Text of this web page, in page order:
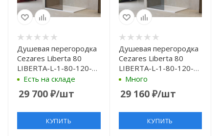
Душевая перегородка
Cezares Liberta 80
LIBERTA-L-1-80-120-
BR-NERO профиль
Черный матовый
стекло бронзовое
Есть на складе
29 700₽/шт
КУПИТЬ
Душевая перегородка
Cezares Liberta 80
LIBERTA-L-1-80-120-
GR-Cr профиль Хром
стекло серое
Много
29 160₽/шт
КУПИТЬ